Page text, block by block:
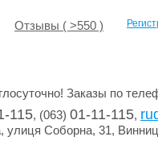
Отзывы ( >550 )
Заказы по
115, (063) 01-11-115,
улиця Соборна, 31,